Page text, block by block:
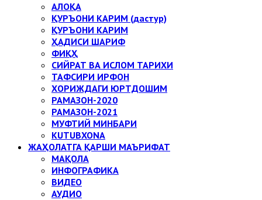
АЛОҚА
ҚУРЪОНИ КАРИМ (дастур)
ҚУРЪОНИ КАРИМ
ҲАДИСИ ШАРИФ
ФИҚҲ
СИЙРАТ ВА ИСЛОМ ТАРИХИ
ТАФСИРИ ИРФОН
ХОРИЖДАГИ ЮРТДОШИМ
РАМАЗОН-2020
РАМАЗОН-2021
МУФТИЙ МИНБАРИ
KUTUBXONA
ЖАҲОЛАТГА ҚАРШИ МАЪРИФАТ
МАҚОЛА
ИНФОГРАФИКА
ВИДЕО
АУДИО